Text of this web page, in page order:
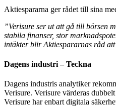
Aktiespararna ger rådet till sina
”Verisure ser ut att gå till börsen
stabila finanser, stor
intäkter blir Aktiespararnas råd
Dagens industri – Teckna
Dagens industris analytiker
Verisure. Verisure värderas
Verisure har enbart digitala